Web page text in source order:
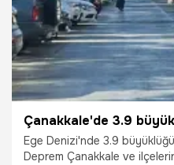
Ege Denizi'nde 3.9
Deprem Çanakkale ve